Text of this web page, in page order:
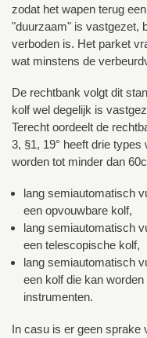
zodat het wapen terug
"duurzaam" is vastgezet,
verboden is. Het parket
wat minstens de
De rechtbank volgt dit
kolf wel degelijk is
Terecht oordeelt de
3, §1, 19° heeft drie
worden tot minder dan
lang semiautomatisch
een opvouwbare kolf,
lang semiautomatisch
een telescopische kolf,
lang semiautomatisch
een kolf die kan
instrumenten.
In casu is er geen sprake